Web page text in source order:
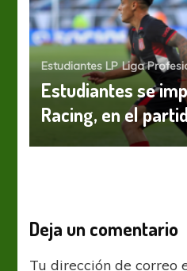
Estudiantes LP Liga
Estudiantes se
Racing, en el
Deja un comentario
Tu dirección de correo